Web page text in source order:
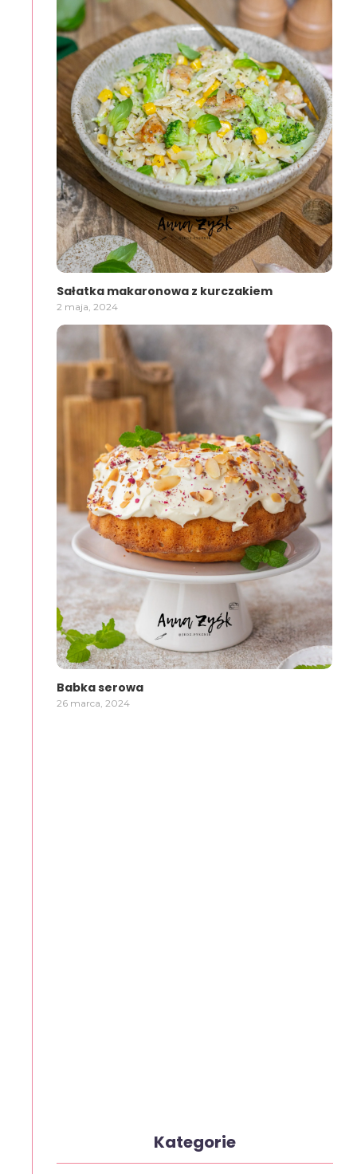
Sałatka makaronowa z kurczakiem
2 maja, 2024
Babka serowa
26 marca, 2024
Kategorie